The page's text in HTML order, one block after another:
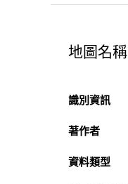
地圖名
識別資訊
著作者
資料類型